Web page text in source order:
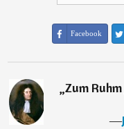
Facebook
„Zum
―